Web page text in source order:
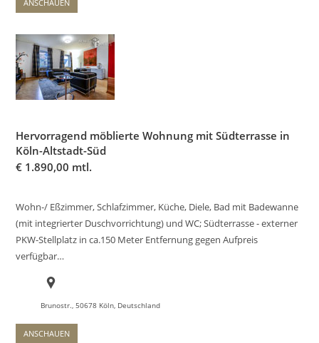
ANSCHAUEN
Hervorragend möblierte Wohnung mit Südterrasse in
Köln-Altstadt-Süd
€ 1.890,00 mtl.
Wohn-/ Eßzimmer, Schlafzimmer, Küche, Diele, Bad mit Badewanne
(mit integrierter Duschvorrichtung) und WC; Südterrasse - externer
PKW-Stellplatz in ca.150 Meter Entfernung gegen Aufpreis
verfügbar…
Brunostr., 50678 Köln, Deutschland
ANSCHAUEN